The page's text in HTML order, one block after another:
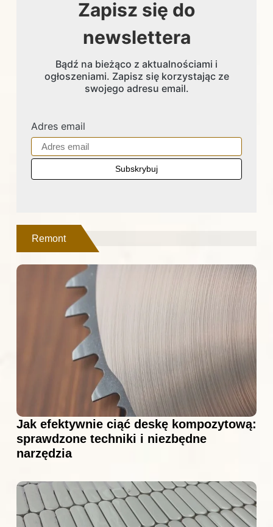
Zapisz się do
newslettera
Bądź na bieżąco z aktualnościami i
ogłoszeniami. Zapisz się korzystając ze
swojego adresu email.
Adres email
Remont
Jak efektywnie ciąć deskę kompozytową:
sprawdzone techniki i niezbędne
narzędzia